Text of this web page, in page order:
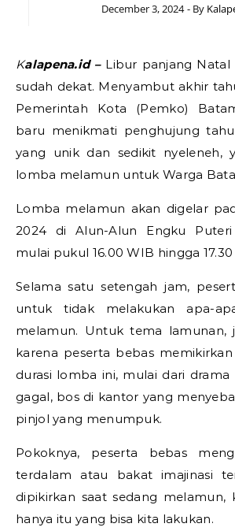
December 3, 2024 - By
Kalapena.id – Libur panjang Natal
sudah dekat. Menyambut akhir
Pemerintah Kota (Pemko)
baru menikmati penghujung
yang unik dan sedikit nyeleneh,
lomba melamun untuk Warga
Lomba melamun akan digelar
2024 di Alun-Alun Engku
mulai pukul 16.00 WIB hingga
Selama satu setengah jam,
untuk tidak melakukan apa-
melamun. Untuk tema lamunan,
karena peserta bebas
durasi lomba ini, mulai dari
gagal, bos di kantor yang
pinjol yang menumpuk.
Pokoknya, peserta bebas
terdalam atau bakat imajinasi
dipikirkan saat sedang melamun,
hanya itu yang bisa kita lakukan.